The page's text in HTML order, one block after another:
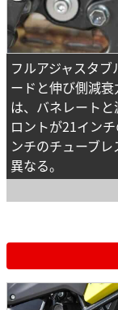
フルアジャスタ
ードと伸び側減
は、バネレート
ロントが21イン
ンチのチューブ
異なる。